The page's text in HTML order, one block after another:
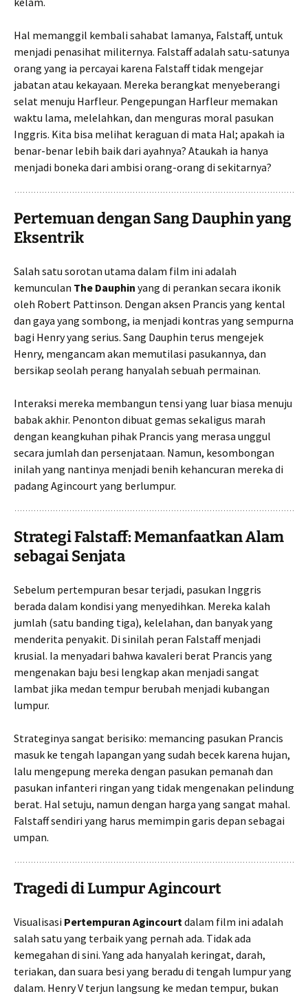
Hal memanggil kembali sahabat lamanya, Falstaff, untuk
menjadi penasihat militernya. Falstaff adalah satu-satunya
orang yang ia percayai karena Falstaff tidak mengejar
jabatan atau kekayaan. Mereka berangkat menyeberangi
selat menuju Harfleur. Pengepungan Harfleur memakan
waktu lama, melelahkan, dan menguras moral pasukan
Inggris. Kita bisa melihat keraguan di mata Hal; apakah ia
benar-benar lebih baik dari ayahnya? Ataukah ia hanya
menjadi boneka dari ambisi orang-orang di sekitarnya?
Pertemuan dengan Sang Dauphin yang
Eksentrik
Salah satu sorotan utama dalam film ini adalah
kemunculan The Dauphin yang di perankan secara ikonik
oleh Robert Pattinson. Dengan aksen Prancis yang kental
dan gaya yang sombong, ia menjadi kontras yang sempurna
bagi Henry yang serius. Sang Dauphin terus mengejek
Henry, mengancam akan memutilasi pasukannya, dan
bersikap seolah perang hanyalah sebuah permainan.
Interaksi mereka membangun tensi yang luar biasa menuju
babak akhir. Penonton dibuat gemas sekaligus marah
dengan keangkuhan pihak Prancis yang merasa unggul
secara jumlah dan persenjataan. Namun, kesombongan
inilah yang nantinya menjadi benih kehancuran mereka di
padang Agincourt yang berlumpur.
Strategi Falstaff: Memanfaatkan Alam
sebagai Senjata
Sebelum pertempuran besar terjadi, pasukan Inggris
berada dalam kondisi yang menyedihkan. Mereka kalah
jumlah (satu banding tiga), kelelahan, dan banyak yang
menderita penyakit. Di sinilah peran Falstaff menjadi
krusial. Ia menyadari bahwa kavaleri berat Prancis yang
mengenakan baju besi lengkap akan menjadi sangat
lambat jika medan tempur berubah menjadi kubangan
lumpur.
Strateginya sangat berisiko: memancing pasukan Prancis
masuk ke tengah lapangan yang sudah becek karena hujan,
lalu mengepung mereka dengan pasukan pemanah dan
pasukan infanteri ringan yang tidak mengenakan pelindung
berat. Hal setuju, namun dengan harga yang sangat mahal.
Falstaff sendiri yang harus memimpin garis depan sebagai
umpan.
Tragedi di Lumpur Agincourt
Visualisasi Pertempuran Agincourtdalam film ini adalah
salah satu yang terbaik yang pernah ada. Tidak ada
kemegahan di sini. Yang ada hanyalah keringat, darah,
teriakan, dan suara besi yang beradu di tengah lumpur yang
dalam. Henry V terjun langsung ke medan tempur, bukan